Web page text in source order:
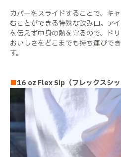
カバーをスライドすることで、キ
むことができる特殊な飲み口。ア
を伝えず中身の熱を守るので、ド
おいしさをどこまでも持ち運びで
す。
■16 oz Flex Sip（フレックスシッ